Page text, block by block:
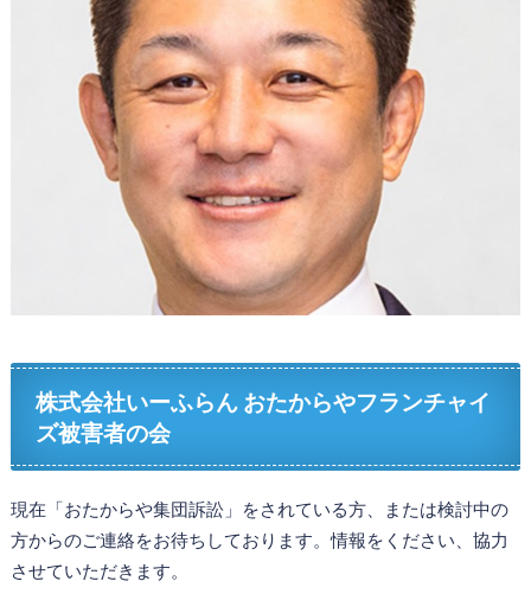
株式会社いーふらん おたからやフランチャイ
ズ被害者の会
現在「おたからや集団訴訟」をされている方、または検討中の
方からのご連絡をお待ちしております。情報をください、協力
させていただきます。